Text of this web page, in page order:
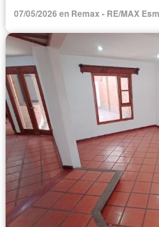
07/05/2026 en Remax - RE/MAX